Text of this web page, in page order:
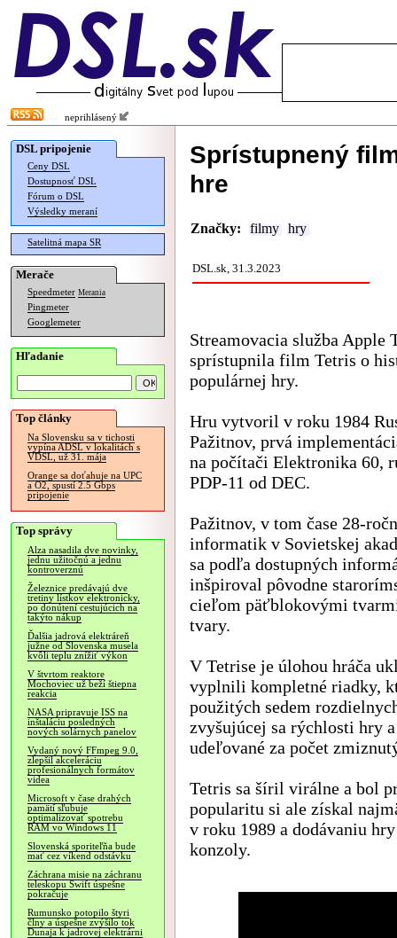
neprihlásený
DSL pripojenie
Ceny DSL
Dostupnosť DSL
Fórum o DSL
Výsledky meraní
Satelitná mapa SR
Merače
Speedmeter Merania
Pingmeter
Googlemeter
Hľadanie
Top články
Na Slovensku sa v tichosti
vypína ADSL v lokalitách s
VDSL, už 31. mája
Orange sa doťahuje na UPC
a O2, spustí 2.5 Gbps
pripojenie
Top správy
Alza nasadila dve novinky,
jednu užitočnú a jednu
kontroverznú
Železnice predávajú dve
tretiny lístkov elektronicky,
po donútení cestujúcich na
takýto nákup
Ďalšia jadrová elektráreň
južne od Slovenska musela
kvôli teplu znížiť výkon
V štvrtom reaktore
Mochoviec už beží štiepna
reakcia
NASA pripravuje ISS na
inštaláciu posledných
nových solárnych panelov
Vydaný nový FFmpeg 9.0,
zlepšil akceleráciu
profesionálnych formátov
videa
Microsoft v čase drahých
pamätí sľubuje
optimalizovať spotrebu
RAM vo Windows 11
Slovenská sporiteľňa bude
mať cez víkend odstávku
Záchrana misie na záchranu
teleskopu Swift úspešne
pokračuje
Rumunsko potopilo štyri
člny a úspešne zvýšilo tok
Dunaja k jadrovej elektrárni
Sprístupnený
hre
Značky: filmy hry
DSL.sk, 31.3.2023
Streamovacia služba Apple
sprístupnila film Tetris o
populárnej hry.
Hru vytvoril v roku 1984
Pažitnov, prvá
na počítači Elektronika 60,
PDP-11 od DEC.
Pažitnov, v tom čase 28-
informatik v Sovietskej
sa podľa dostupných
inšpiroval pôvodne
cieľom päťblokovými
tvary.
V Tetrise je úlohou hráča
vyplnili kompletné riadky,
použitých sedem
zvyšujúcej sa rýchlosti hry
udeľované za počet
Tetris sa šíril virálne a bol
popularitu si ale získal
v roku 1989 a dodávaniu
konzoly.